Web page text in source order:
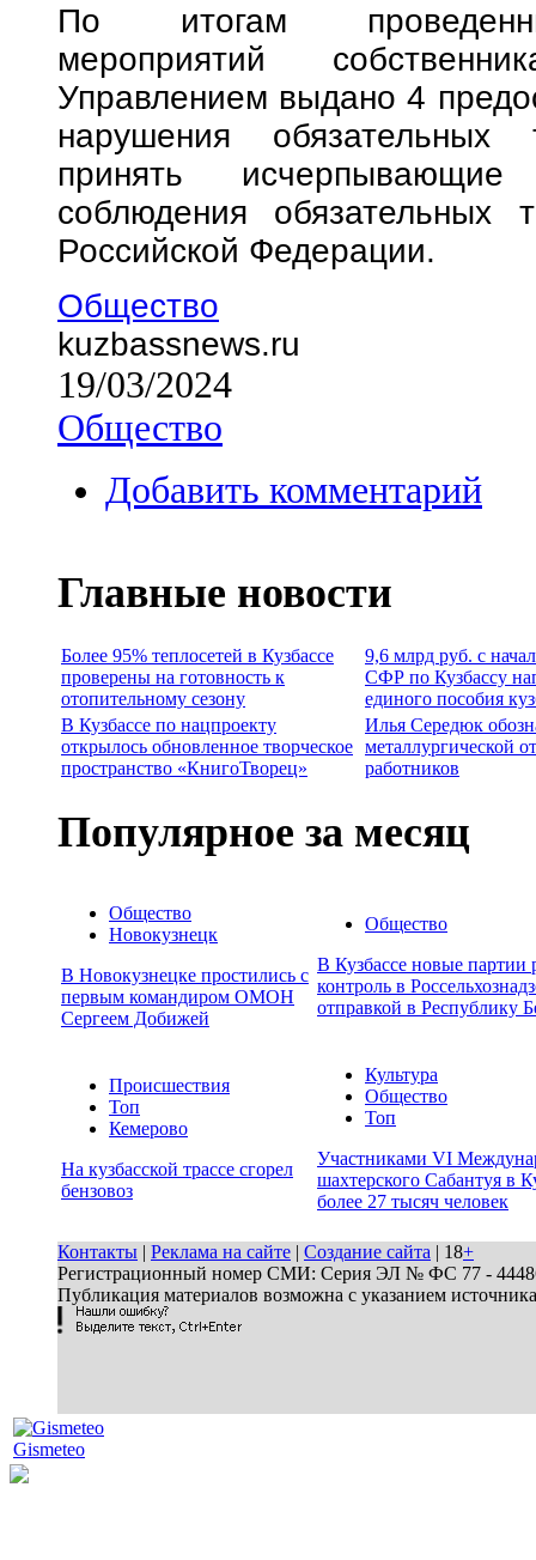
По итогам
мероприятий
Управлением выдано 4
нарушения
принять
соблюдения обязательных
Российской Федерации.
Общество
kuzbassnews.ru
19/03/2024
Общество
Добавить комментарий
Главные новости
Более 95% теплосетей в Кузбассе
проверены на готовность к
отопительному сезону
9,6 млрд руб. с
СФР по Кузбассу
единого пособия
В Кузбассе по нацпроекту
открылось обновленное творческое
пространство «КнигоТворец»
Илья Середюк
металлургической
работников
Популярное за месяц
Общество
Новокузнецк
В Новокузнецке простились с
первым командиром ОМОН
Сергеем Добижей
Общество
В Кузбассе новые партии
контроль в
отправкой в Республику
Происшествия
Топ
Кемерово
На кузбасской трассе сгорел
бензовоз
Культура
Общество
Топ
Участниками VI
шахтерского Сабантуя в
более 27 тысяч человек
Контакты | Реклама на сайте | Создание сайта | 18+
Регистрационный номер СМИ: Серия ЭЛ № ФС 77 - 44486
Публикация материалов возможна с указанием
Gismeteo